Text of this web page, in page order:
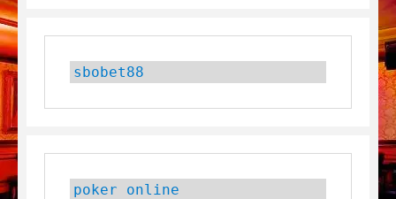
sbobet88
poker online